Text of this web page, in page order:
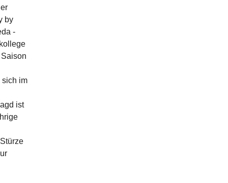
by
-
sich im
ist